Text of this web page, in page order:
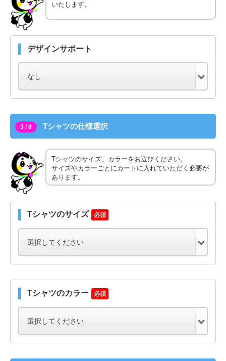
いたします。
デザインサポート
3 / 8 Tシャツの仕様選択
Tシャツのサイズ、カラーをお選びください。
サイズやカラーごとにカートに入れていただく必要が
あります。
Tシャツのサイズ 必須
Tシャツのカラー 必須